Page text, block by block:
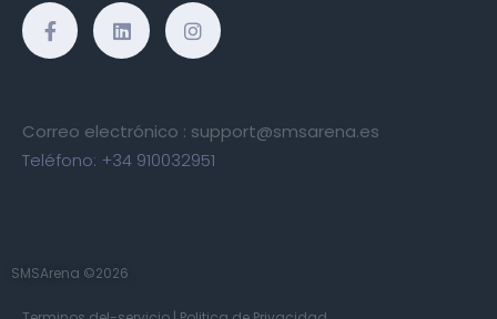
Correo electrónico : support@smsarena.es
Teléfono: +34 910032951
SMSArena ©2026